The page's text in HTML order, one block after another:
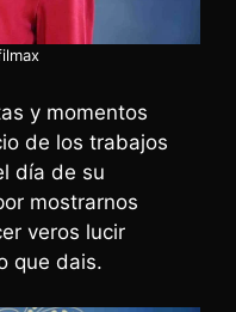
y momentos
de los trabajos
día de su
mostrarnos
veros lucir
que dais.